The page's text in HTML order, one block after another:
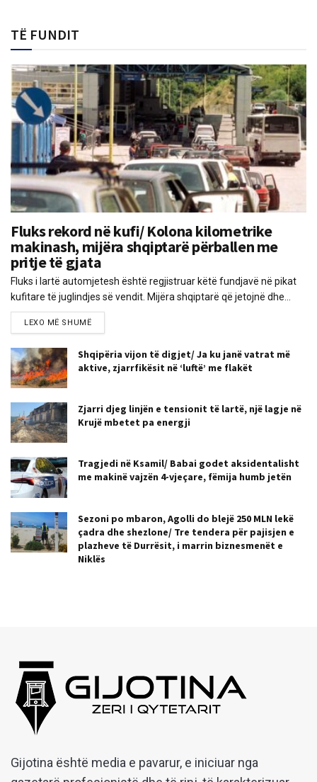
TË FUNDIT
Fluks rekord në kufi/ Kolona kilometrike
makinash, mijëra shqiptarë përballen me
pritje të gjata
Fluks i lartë automjetesh është regjistruar këtë fundjavë në pikat
kufitare të juglindjes së vendit. Mijëra shqiptarë që jetojnë dhe...
LEXO MË SHUMË
Shqipëria vijon të digjet/ Ja ku janë vatrat më
aktive, zjarrfikësit në ‘luftë’ me flakët
Zjarri djeg linjën e tensionit të lartë, një lagje në
Krujë mbetet pa energji
Tragjedi në Ksamil/ Babai godet aksidentalisht
me makinë vajzën 4-vjeçare, fëmija humb jetën
Sezoni po mbaron, Agolli do blejë 250 MLN lekë
çadra dhe shezlone/ Tre tendera për pajisjen e
plazheve të Durrësit, i marrin biznesmenët e
Niklës
Gijotina është media e pavarur, e iniciuar nga